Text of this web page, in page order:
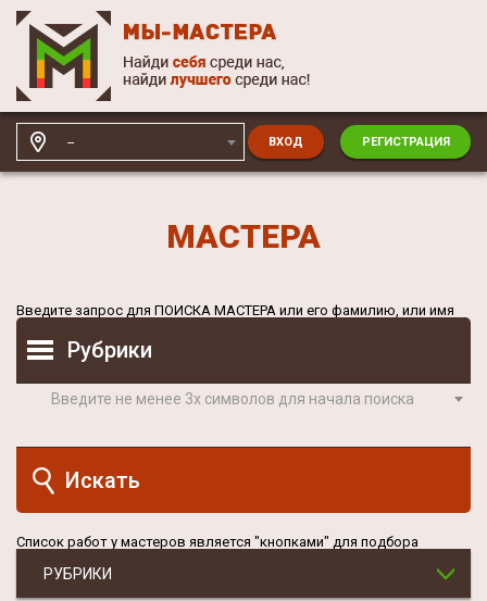
-- ВХОД РЕГИСТРАЦИЯ
МАСТЕРА
Введите запрос для ПОИСКА МАСТЕРА или его фамилию, или имя
Рубрики
Введите не менее 3х символов для начала поиска
Список работ у мастеров является "кнопками" для подбора
РУБРИКИ